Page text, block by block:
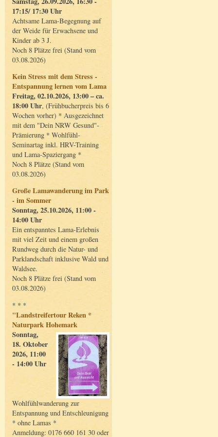
17:15/ 17:30 Uhr
Achtsame Lama-Begegnung auf
der Weide für Erwachsene und
Kinder ab 3 J.
Noch 8 Plätze frei (Stand vom
03.08.2026)
Kein Stress mit dem Stress -
Entspannung lernen vom Lama
Freitag, 02.10.2026, 13:00 – ca.
18:00 Uhr, (Frühbucherpreis bis 6
Wochen vorher) * Ausgezeichnet
mit dem "Dein NRW Gesund"-
Prämierung * Wohlfühl-
Seminartag inkl. HRV-Training
und Lama-Spaziergang *
Noch 8 Plätze (Stand vom
03.08.2026)
Große Lamawanderung im Park
- im Sommer
Sonntag, 25.10.2026, 11:00 -
14:00 Uhr
Ein entspanntes Lama-Erlebnis
mit viel Zeit und einem großen
Rundweg durch die Natur- und
Parklandschaft inklusive Wald und
Waldsee.
Noch 8 Plätze frei (Stand vom
03.08.2026)
* * *
"Landstreifertour Reken *
Naturpark Hohemark
Sonntag,
18. Oktober
2026, 11:00
- 14:00 Uhr
Wohlfühlwanderung zur
Entspannung und Entschleunigung
* ohne Lamas *
Anmeldung: 0176 660 161 30 oder